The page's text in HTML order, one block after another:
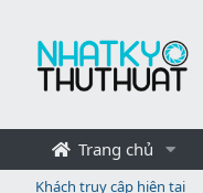
Trang chủ
Khách truy cập hiện tại